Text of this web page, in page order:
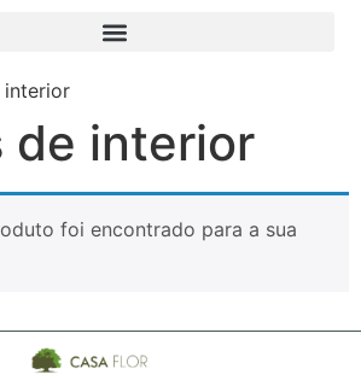
interior
de interior
foi encontrado para a sua